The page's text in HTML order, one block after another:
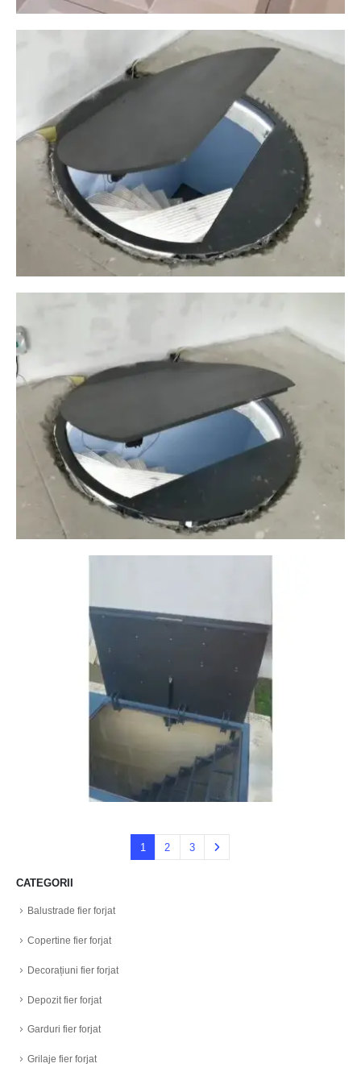
1 2 3
CATEGORII
Balustrade fier forjat
Copertine fier forjat
Decorațiuni fier forjat
Depozit fier forjat
Garduri fier forjat
Grilaje fier forjat